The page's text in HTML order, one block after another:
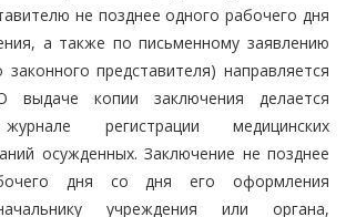
не позднее одного рабочего дня
а также по письменному заявлению
законного представителя) направляется
выдаче копии заключения делается
регистрации медицинских
осужденных. Заключение не позднее
дня со дня его оформления
учреждения или органа,